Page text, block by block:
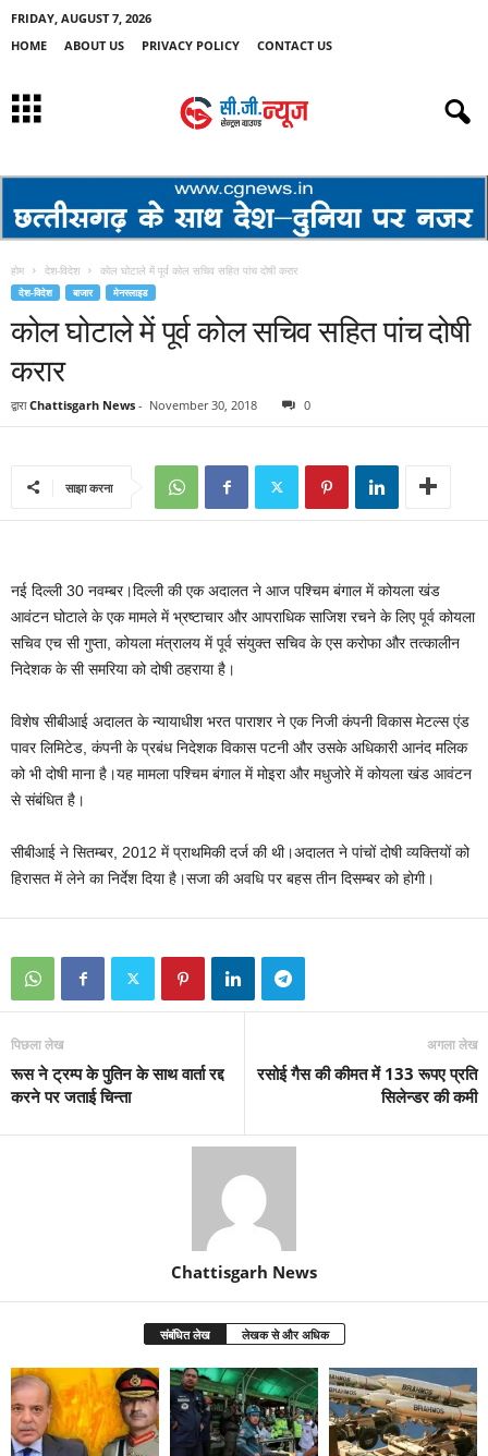
FRIDAY, AUGUST 7, 2026
HOME
ABOUT US PRIVACY POLICY CONTACT US
होम देश-विदेश कोल घोटाले में पूर्व कोल सचिव सहित पांच दोषी करार
देश-विदेश बाजार मेनस्लाइड
कोल घोटाले में पूर्व कोल सचिव सहित पांच दोषी
करार
द्वारा Chattisgarh News - November 30, 2018 0
साझा करना
नई दिल्ली 30 नवम्बर।दिल्ली की एक अदालत ने आज पश्चिम बंगाल में कोयला खंड
आवंटन घोटाले के एक मामले में भ्रष्टाचार और आपराधिक साजिश रचने के लिए पूर्व कोयला
सचिव एच सी गुप्ता, कोयला मंत्रालय में पूर्व संयुक्‍त सचिव के एस करोफा और तत्‍कालीन
निदेशक के सी समरिया को दोषी ठहराया है।
विशेष सीबीआई अदालत के न्‍यायाधीश भरत पाराशर ने एक निजी कंपनी विकास मेटल्‍स एंड
पावर लिमिटेड, कंपनी के प्रबंध निदेशक विकास पटनी और उसके अधिकारी आनंद मलिक
को भी दोषी माना है।यह मामला पश्चिम बंगाल में मोइरा और मधुजोरे में कोयला खंड आवंटन
से संबंधित है।
सीबीआई ने सितम्‍बर, 2012 में प्राथमिकी दर्ज की थी।अदालत ने पांचों दोषी व्‍यक्तियों को
हिरासत में लेने का निर्देश दिया है।सजा की अवधि पर बहस तीन दिसम्‍बर को होगी।
पिछला लेख
रूस ने ट्रम्प के पुतिन के साथ वार्ता रद्द
करने पर जताई चिन्ता
अगला लेख
रसोई गैस की कीमत में 133 रूपए प्रति
सिलेन्डर की कमी
Chattisgarh News
संबंधित लेख लेखक से और अधिक